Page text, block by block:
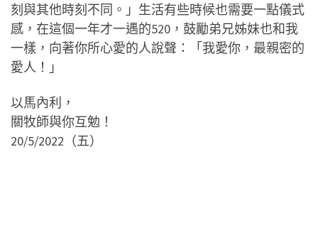
刻與其他時刻不同。」生活有些時候也需要一點儀式
感，在這個一年才一遇的520，鼓勵弟兄姊妹也和我
一樣，向著你所心愛的人說聲：「我愛你，最親密的
愛人！」
以馬內利，
關牧師與你互勉！
20/5/2022（五）